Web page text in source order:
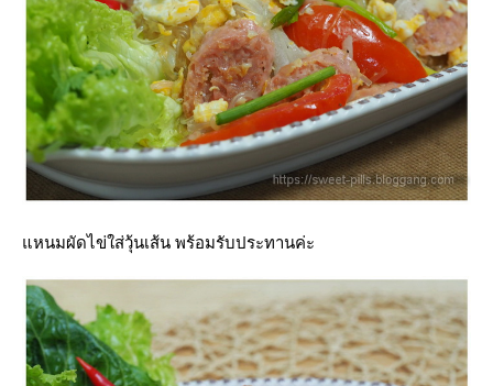
หนมผัดไข่ใส่วุ้นเส้น พร้อมรับประทานค่ะ